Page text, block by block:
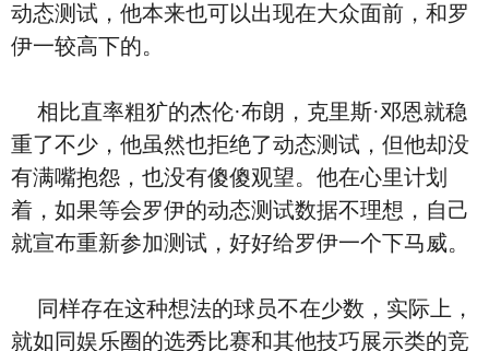
动态测试，他本来也可以出现在大众面前，和罗
伊一较高下的。
相比直率粗犷的杰伦·布朗，克里斯·邓恩就稳
重了不少，他虽然也拒绝了动态测试，但他却没
有满嘴抱怨，也没有傻傻观望。他在心里计划
着，如果等会罗伊的动态测试数据不理想，自己
就宣布重新参加测试，好好给罗伊一个下马威。
同样存在这种想法的球员不在少数，实际上，
就如同娱乐圈的选秀比赛和其他技巧展示类的竞